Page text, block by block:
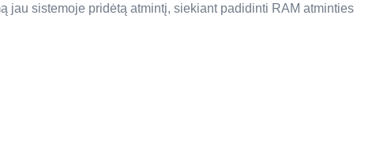
jau sistemoje pridėtą atmintį, siekiant padidinti RAM atminties